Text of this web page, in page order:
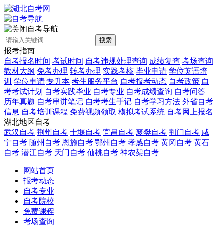
自考导航
搜索
报考指南
自考报名时间 考试时间 自考违规处理查询 成绩复查 考场查询
教材大纲 免考办理 转考办理 实践考核 毕业申请 学位英语培
训 学位申请 专升本 考生服务平台 自考报考动态 自考政策 自
考考试计划 自考实践毕业 自考专业 自考成绩查询 自考问答
历年真题 自考串讲笔记 自考考生手记 自考学习方法 外省自考
信息 自考培训课程 免费视频领取 模拟考试系统 自考网上报名
湖北地区自考
武汉自考 荆州自考 十堰自考 宜昌自考 襄樊自考 荆门自考 咸
宁自考 随州自考 恩施自考 鄂州自考 孝感自考 黄冈自考 黄石
自考 潜江自考 天门自考 仙桃自考 神农架自考
网站首页
报考动态
自考专业
自考院校
免费课程
考场查询